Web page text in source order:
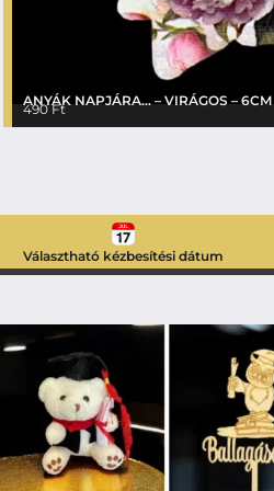
ANYÁK NAPJÁRA… – VIRÁGOS – 6CM
490Ft
Választható kézbesítési dátum